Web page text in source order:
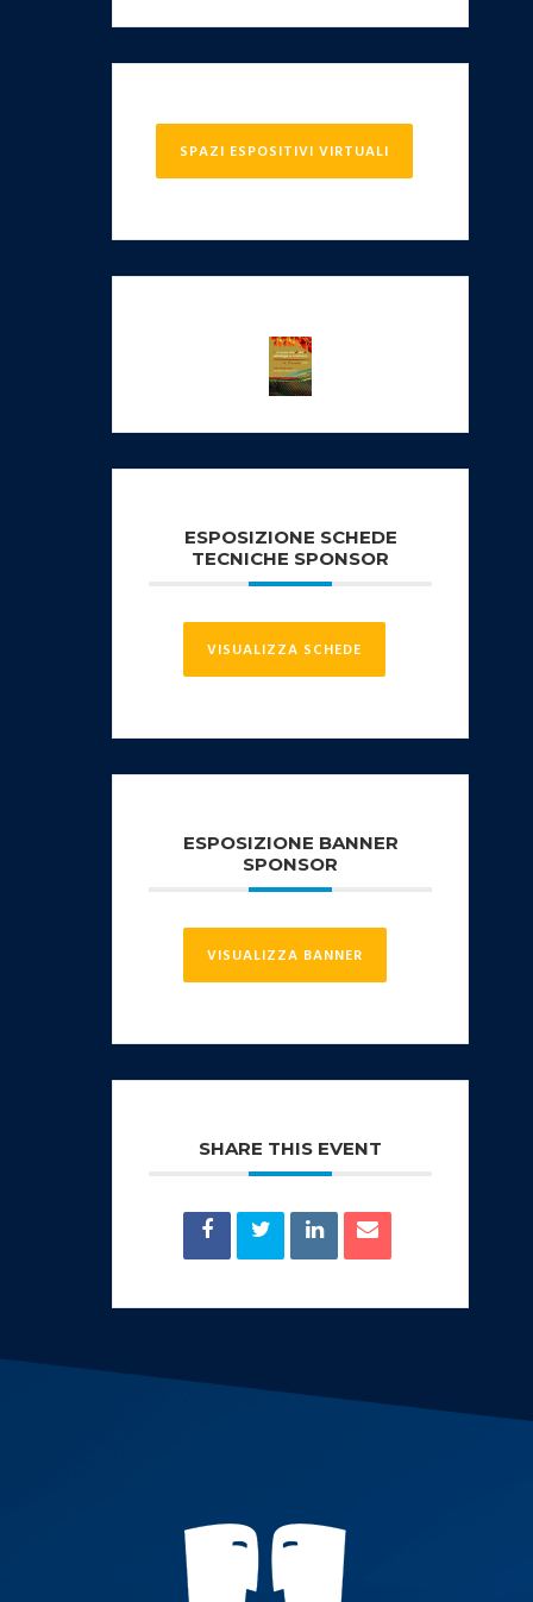
SPAZI ESPOSITIVI VIRTUALI
ESPOSIZIONE SCHEDE
TECNICHE SPONSOR
VISUALIZZA SCHEDE
ESPOSIZIONE BANNER
SPONSOR
VISUALIZZA BANNER
SHARE THIS EVENT